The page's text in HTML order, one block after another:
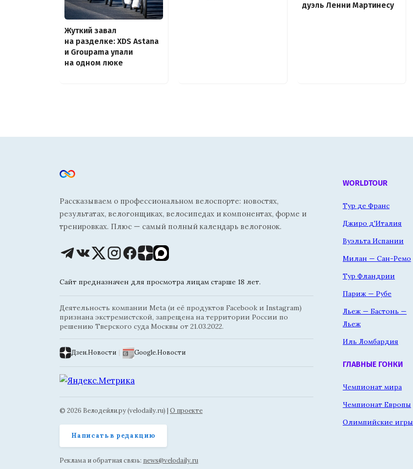
Жуткий завал
на разделке: XDS Astana
и Groupama упали
на одном люке
дуэль Ленни Мартинесу
Рассказываем о профессиональном велоспорте: новостях,
результатах, велогонщиках, велосипедах и компонентах, форме и
тренировках. Плюс — самый полный календарь велогонок.
Сайт предназначен для просмотра лицам старше 18 лет.
Деятельность компании Meta (и её продуктов Facebook и Instagram)
признана экстремистской, запрещена на территории России по
решению Тверского суда Москвы от 21.03.2022.
Дзен.Новости Google.Новости
© 2026 Велодейли.ру (velodaily.ru) | О проекте
Написать в редакцию
Реклама и обратная связь: news@velodaily.ru
WORLDTOUR
Тур де Франс
Джиро д'Италия
Вуэльта Испании
Милан — Сан-Ремо
Тур Фландрии
Париж — Рубе
Льеж — Бастонь —
Льеж
Иль Ломбардия
ГЛАВНЫЕ ГОНКИ
Чемпионат мира
Чемпионат Европы
Олимпийские игры